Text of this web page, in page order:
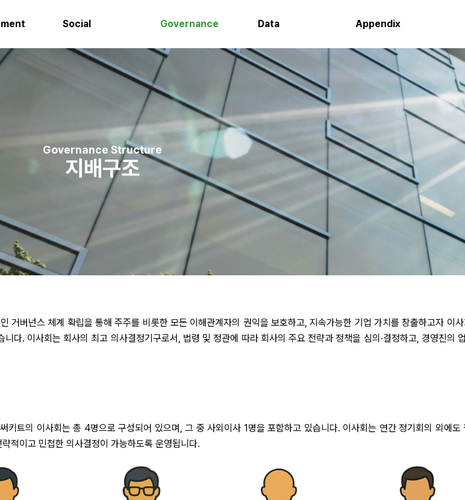
Social Governance Data Appendix
Governance Structure
지배구조
거버넌스 체계 확립을 통해 주주를 비롯한 모든 이해관계자의 권익을 보호하고, 지속가능한 기업 가치를 창출하고자 이
니다. 이사회는 회사의 최고 의사결정기구로서, 법령 및 정관에 따라 회사의 주요 전략과 정책을 심의·결정하고, 경영진의
키트의 이사회는 총 4명으로 구성되어 있으며, 그 중 사외이사 1명을 포함하고 있습니다. 이사회는 연간 정기회의 외에도
적이고 민첩한 의사결정이 가능하도록 운영됩니다.